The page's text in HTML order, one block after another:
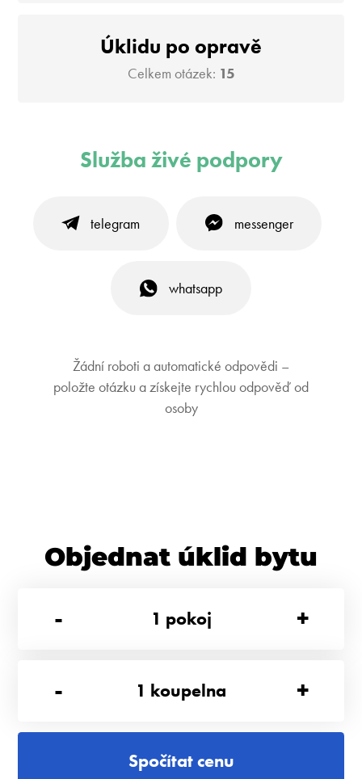
Úklidu po opravě
Celkem otázek: 15
Služba živé podpory
telegram messenger
whatsapp
Žádní roboti a automatické odpovědi –
položte otázku a získejte rychlou odpověď od
osoby
Objednat úklid bytu
-
1 pokoj +
- 1 koupelna +
Spočítat cenu